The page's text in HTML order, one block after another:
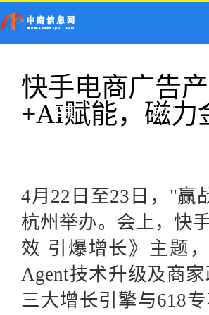
健康 游戏
快手电商广告
+AI赋能，磁力
4月22日至23日，"赢
杭州举办。会上，快
效 引爆增长》主题
Agent技术升级及商
三大增长引擎与618